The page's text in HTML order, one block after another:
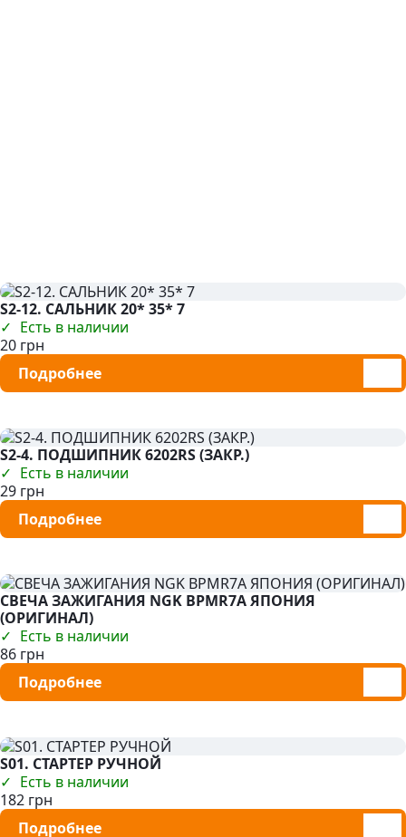
S2-12. САЛЬНИК 20* 35* 7
Есть в наличии
20 грн
Подробнее
S2-4. ПОДШИПНИК 6202RS (ЗАКР.)
Есть в наличии
29 грн
Подробнее
СВЕЧА ЗАЖИГАНИЯ NGK BPMR7A ЯПОНИЯ
(ОРИГИНАЛ)
Есть в наличии
86 грн
Подробнее
S01. СТАРТЕР РУЧНОЙ
Есть в наличии
182 грн
Подробнее